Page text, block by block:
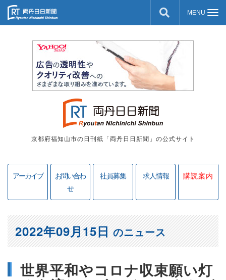
京都府福知山市の日刊紙「両丹日日新聞」の公式サイト
アーカイブ
お問い合わ
せ
社員募集 求人情報 購読案内
世界平和やコロナ収束願い灯
2022年09月15日のニュース